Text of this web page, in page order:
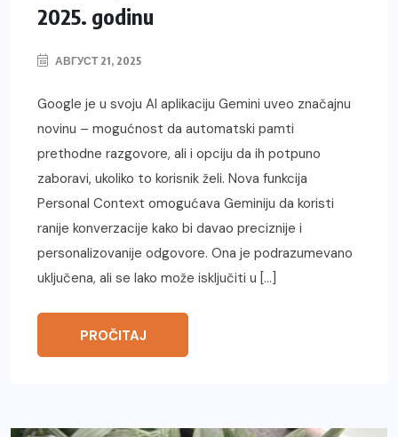
2025. godinu
АВГУСТ 21, 2025
Google je u svoju AI aplikaciju Gemini uveo značajnu
novinu – mogućnost da automatski pamti
prethodne razgovore, ali i opciju da ih potpuno
zaboravi, ukoliko to korisnik želi. Nova funkcija
Personal Context omogućava Geminiju da koristi
ranije konverzacije kako bi davao preciznije i
personalizovanije odgovore. Ona je podrazumevano
uključena, ali se lako može isključiti u […]
PROČITAJ